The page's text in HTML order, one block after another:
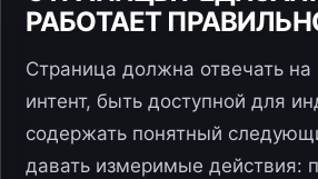
РАБОТАЕТ
Страница должна отвечать
интент, быть доступной для
содержать понятный
давать измеримые действия: